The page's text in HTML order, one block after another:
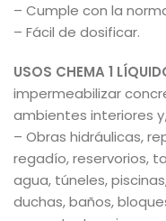
– Cumple con la norma
– Fácil de dosificar.
USOS CHEMA 1
impermeabilizar
ambientes interiores
– Obras hidráulicas,
regadío, reservorios,
agua, túneles,
duchas, baños,